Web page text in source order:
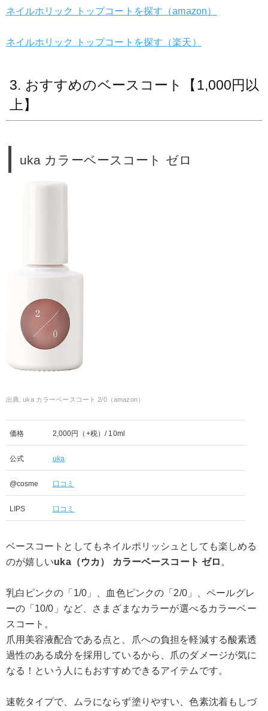
ネイルホリック トップコートを探す（amazon）
ネイルホリック トップコートを探す（楽天）
3. おすすめのベースコート【1,000円以
上】
uka カラーベースコート ゼロ
uka カラーベースコート 2/0（amazon）
価格 2,000円（+税）/ 10ml
公式 uka
@cosme 口コミ
LIPS 口コミ
ベースコートとしてもネイルポリッシュとしても楽しめる
のが嬉しいuka（ウカ） カラーベースコート ゼロ 。
乳白ピンクの「1/0」、血色ピンクの「2/0」、ペールグレ
ーの「10/0」など、さまざまなカラーが選べるカラーベー
スコート。
爪用美容液配合である点と、爪への負担を軽減する酸素透
過性のある成分を採用しているから、爪のダメージが気に
なる！という人にもおすすめできるアイテムです。
速乾タイプで、ムラにならず塗りやすい、色素沈着もしづ